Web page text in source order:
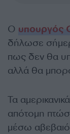
Ο υπουργός
δήλωσε
πως δεν θα
αλλά θα
Τα
απότομη
μέσω